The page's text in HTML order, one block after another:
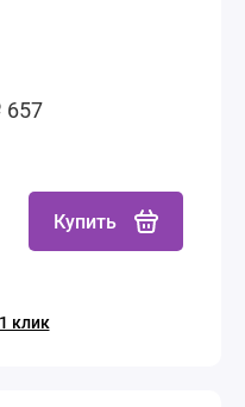
Купить
клик